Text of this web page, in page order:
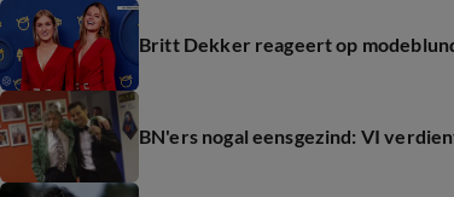
Britt Dekker reageert op
BN'ers nogal eensgezind: VI